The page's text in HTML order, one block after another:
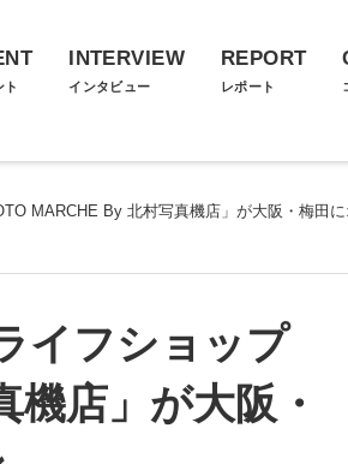
ト
INTERVIEW
インタビュー
REPORT
レポート
MARCHE By 北村写真機店」が大阪・梅田
イフショップ
機店」が大阪・